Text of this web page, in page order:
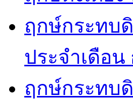
ฤกษ์กระทบ
ประจำเดือน
ฤกษ์กระทบ